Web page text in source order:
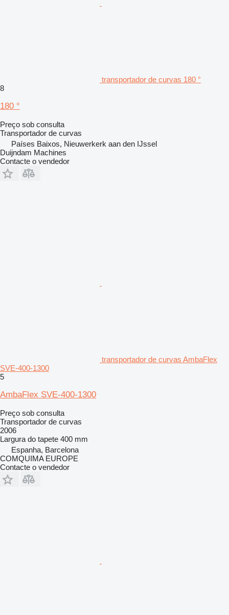
transportador de curvas 180 °
8
180 °
Preço sob consulta
Transportador de curvas
Países Baixos, Nieuwerkerk aan den IJssel
Duijndam Machines
Contacte o vendedor
transportador de curvas AmbaFlex
SVE-400-1300
5
AmbaFlex SVE-400-1300
Preço sob consulta
Transportador de curvas
2006
Largura do tapete 400 mm
Espanha, Barcelona
COMQUIMA EUROPE
Contacte o vendedor